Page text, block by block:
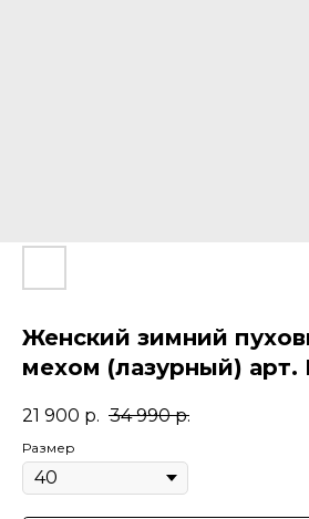
Женский зимний
мехом (лазурный) арт.
21 900 р. 34 990 р.
Размер